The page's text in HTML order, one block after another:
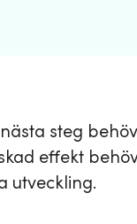
steg
effekt
utveckling.